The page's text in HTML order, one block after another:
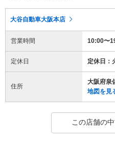
大谷自動車大阪本店
営業時間 10:00〜
定休日 定休日：
住所
大阪府泉
地図を見
この店舗の